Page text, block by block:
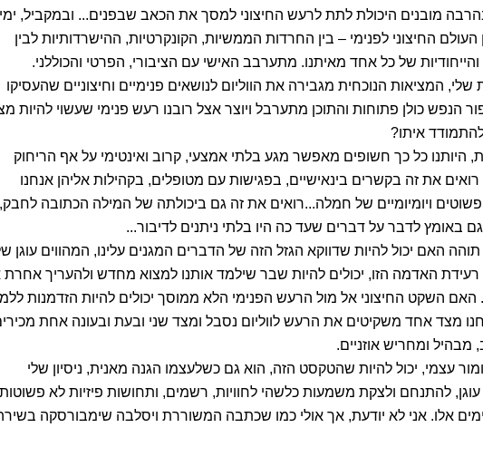
מובנים היכולת לתת לרעש החיצוני למסך את הכאב שבפנים... ובמקביל,
העולם החיצוני לפנימי – בין החרדות הממשיות, הקונקרטיות, ההישרדותיות לבין
של כל אחד מאיתנו. מתערבב האישי עם הציבורי, הפרטי והכוללני.
המציאות הנוכחית מגבירה את הווליום לנושאים פנימיים וחיצוניים שהעסיקו
הנפש כולן פתוחות והתוכן מתערבל ויוצר אצל רובנו רעש פנימי שעשוי להיות
איתו?
היותנו כל כך חשופים מאפשר מגע בלתי אמצעי, קרוב ואינטימי על אף הריחוק
רואים את זה בקשרים בינאישיים, בפגישות עם מטופלים, בקהילות אליהן אנחנו
ויומיומיים של חמלה...רואים את זה גם ביכולתה של המילה הכתובה לחבק,
באומץ לדבר על דברים שעד כה היו בלתי ניתנים לדיבור...
האם יכול להיות שדווקא הגזל הזה של הדברים המגנים עלינו, המהווים עוגן
רעידת האדמה הזו, יכולים להיות שבר שילמד אותנו למצוא מחדש ולהעריך
השקט החיצוני אל מול הרעש הפנימי הלא ממוסך יכולים להיות הזדמנות
מצד אחד משקיטים את הרעש לווליום נסבל ומצד שני ובעת ובעונה אחת
ומחריש אוזניים.
עצמי, יכול להיות שהטקסט הזה, הוא גם כשלעצמו הגנה מאנית, ניסיון שלי
להתנחם ולצקת משמעות כלשהי לחוויות, רשמים, ותחושות פיזיות לא פשוטות
אלו. אני לא יודעת, אך אולי כמו שכתבה המשוררת ויסלבה שימבורסקה